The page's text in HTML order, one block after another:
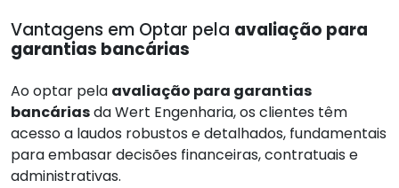
Vantagens em Optar pela avaliação para
garantias bancárias
Ao optar pela avaliação para garantias
bancáriasda Wert Engenharia, os clientes têm
acesso a laudos robustos e detalhados, fundamentais
para embasar decisões financeiras, contratuais e
administrativas.